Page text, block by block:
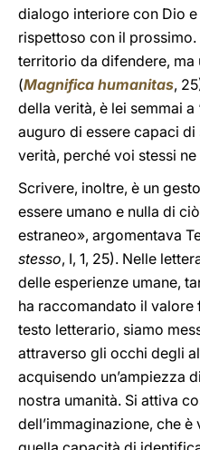
dialogo interiore con Dio
rispettoso con il prossimo.
territorio da difendere,
(Magnifica humanitas,
della verità, è lei semmai a
auguro di essere capaci
verità, perché voi stessi
Scrivere, inoltre, è un
essere umano e nulla di
estraneo», argomentava
stesso, I, 1, 25). Nelle
delle esperienze umane,
ha raccomandato il
testo letterario, siamo
attraverso gli occhi degli
acquisendo un’ampiezza
nostra umanità. Si attiva
dell’immaginazione, che